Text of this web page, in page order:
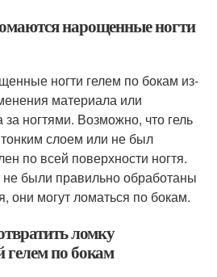
нарощенные ногти
ногти гелем по бокам из-
материала или
за ногтями. Возможно, что гель
слоем или не был
по всей поверхности ногтя.
не были правильно обработаны
они могут ломаться по бокам.
ломку
по бокам